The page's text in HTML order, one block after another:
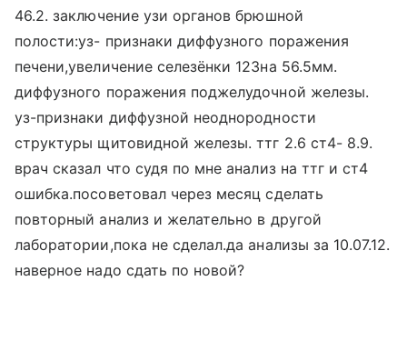
46.2. заключение узи органов брюшной
полости:уз- признаки диффузного поражения
печени,увеличение селезёнки 123на 56.5мм.
диффузного поражения поджелудочной железы.
уз-признаки диффузной неоднородности
структуры щитовидной железы. ттг 2.6 ст4- 8.9.
врач сказал что судя по мне анализ на ттг и ст4
ошибка.посоветовал через месяц сделать
повторный анализ и желательно в другой
лаборатории,пока не сделал.да анализы за 10.07.12.
наверное надо сдать по новой?